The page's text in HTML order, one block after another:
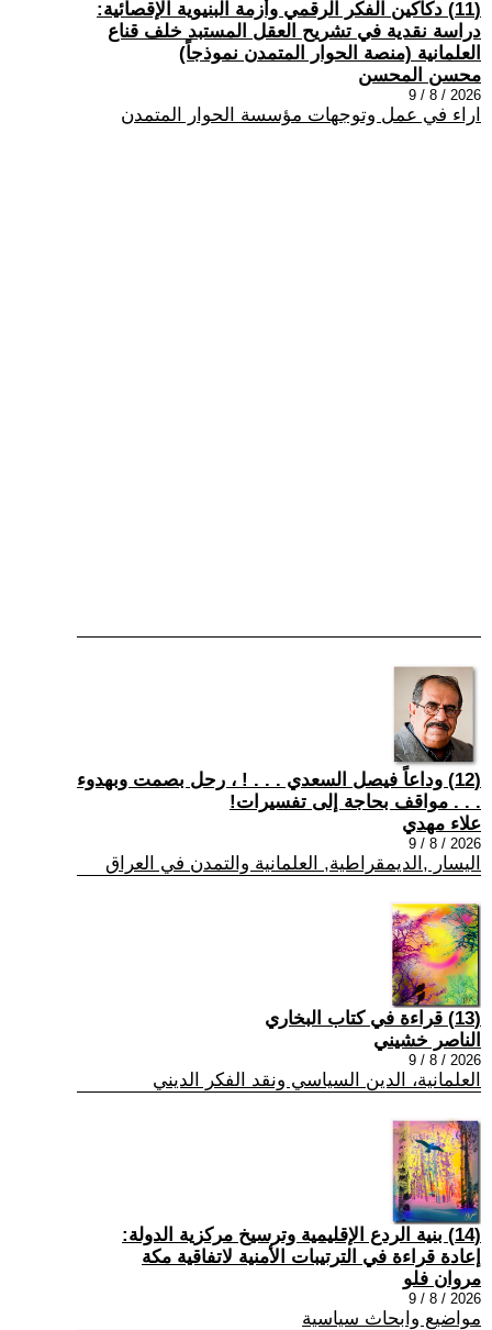
(11) دكاكين الفكر الرقمي وأزمة البنيوية الإقصائية:
دراسة نقدية في تشريح العقل المستبد خلف قناع
العلمانية (منصة الحوار المتمدن نموذجاً)
محسن المحسن
2026 / 8 / 9
اراء في عمل وتوجهات مؤسسة الحوار المتمدن
(12) وداعاً فيصل السعدي . . . ! ، رحل بصمت وبهدوء
. . . مواقف بحاجة إلى تفسيرات!
علاء مهدي
2026 / 8 / 9
اليسار ,الديمقراطية, العلمانية والتمدن في العراق
(13) قراءة في كتاب البخاري
الناصر خشيني
2026 / 8 / 9
العلمانية، الدين السياسي ونقد الفكر الديني
(14) بنية الردع الإقليمية وترسيخ مركزية الدولة:
إعادة قراءة في الترتيبات الأمنية لاتفاقية مكة
مروان فلو
2026 / 8 / 9
مواضيع وابحاث سياسية